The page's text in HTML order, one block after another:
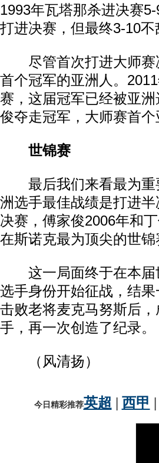
1993年瓦塔那杀进决赛
打进决赛，但最终3-10
尽管首次打进大师赛
首个冠军的亚洲人。
赛，这届冠军已经被亚
俊夺走冠军，大师赛首个
世锦赛
最后我们来看最为重
洲选手最佳战绩是打进
决赛，傅家俊2006年和
在斯诺克最为顶尖的世
这一局面终于在本届
选手身份开始征战，结
击败老将麦克马努斯后
手，再一次创造了纪录。
（风清扬）